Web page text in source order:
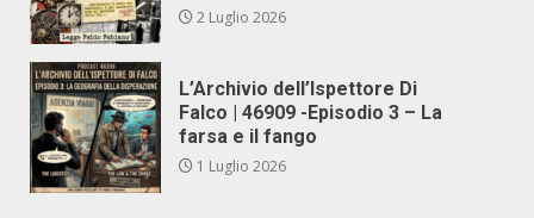
2 Luglio 2026
L’Archivio dell’Ispettore Di
Falco | 46909 -Episodio 3 – La
farsa e il fango
1 Luglio 2026